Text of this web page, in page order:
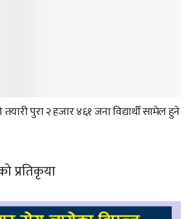
पुरा २ हजार ४६१ जना विद्यार्थी सामेल हुने
प्रतिकृया